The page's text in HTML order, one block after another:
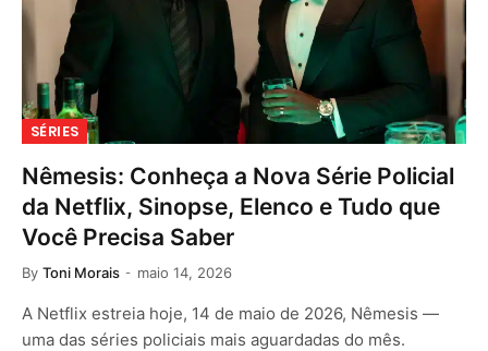
SÉRIES
Nêmesis: Conheça a Nova Série Policial
da Netflix, Sinopse, Elenco e Tudo que
Você Precisa Saber
By Toni Morais maio 14, 2026
A Netflix estreia hoje, 14 de maio de 2026, Nêmesis —
uma das séries policiais mais aguardadas do mês.